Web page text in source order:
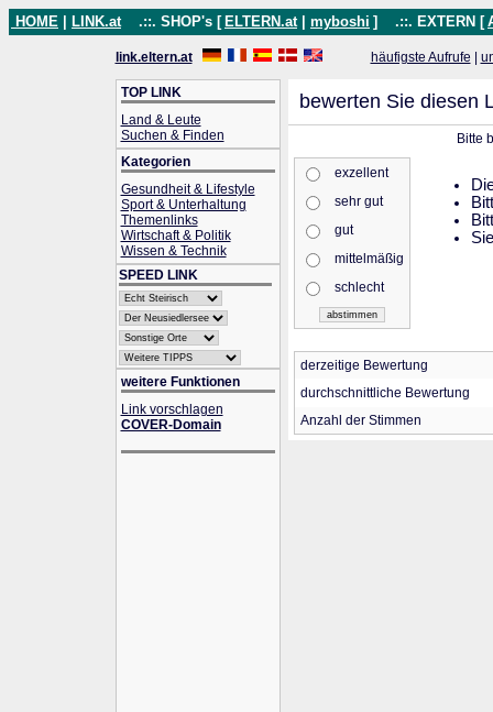
HOME LINK.at .::. SHOP's [ ELTERN.at myboshi ] .::. EXTERN [
link.eltern.at häufigste Aufrufe
TOP LINK
Land & Leute
Suchen & Finden
Kategorien
Gesundheit & Lifestyle
Sport & Unterhaltung
Themenlinks
Wirtschaft & Politik
Wissen & Technik
SPEED LINK
weitere Funktionen
Link vorschlagen
COVER-Domain
bewerten Sie diesen
Bitte
exzellent
sehr gut
gut
mittelmäßig
schlecht
derzeitige Bewertung
durchschnittliche Bewertung
Anzahl der Stimmen